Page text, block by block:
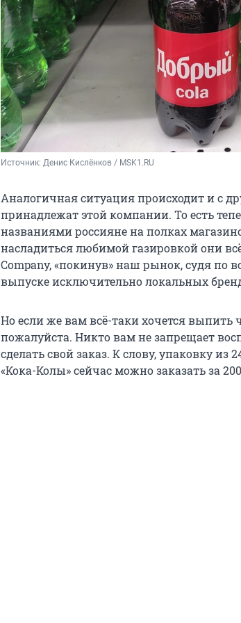
Источник: Денис Кислёнков / MSK1.RU
Аналогичная ситуация происходит и с
принадлежат этой компании. То есть
названиями россияне на полках
насладиться любимой газировкой они
Company, «покинув» наш рынок, судя по
выпуске исключительно локальных
Но если же вам всё-таки хочется выпить
пожалуйста. Никто вам не запрещает
сделать свой заказ. К слову, упаковку
«Кока-Колы» сейчас можно заказать за